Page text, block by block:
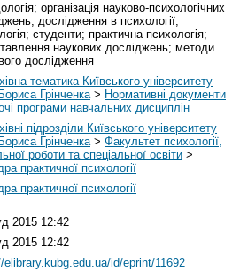
організація науково-психологічних
дослідження в психології;
студенти; практична психологія;
наукових досліджень; методи
дослідження
тематика Київського університету
Грінченка> Нормативні документи
програми навчальних дисциплін
підрозділи Київського університету
Грінченка> Факультет психології,
роботи та спеціальної освіти >
практичної психології
практичної психології
2015 12:42
2015 12:42
elibrary.kubg.edu.ua/id/eprint/11692